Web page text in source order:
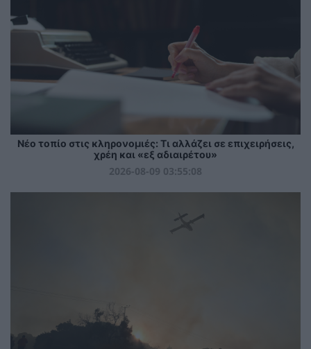
Νέο τοπίο στις κληρονομιές: Τι αλλάζει σε επιχειρήσεις,
χρέη και «εξ αδιαιρέτου»
2026-08-09 03:55:08